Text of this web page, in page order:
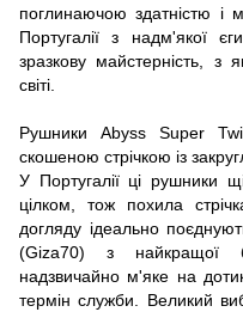
поглинаючою здатністю і
Португалії з надм'якої
зразкову майстерність, з
світі.
Рушники Abyss Super
скошеною стрічкою із
У Португалії ці рушники
цілком, тож похила
догляду ідеально
(Giza70) з найкращої
надзвичайно м'яке на
термін служби. Великий